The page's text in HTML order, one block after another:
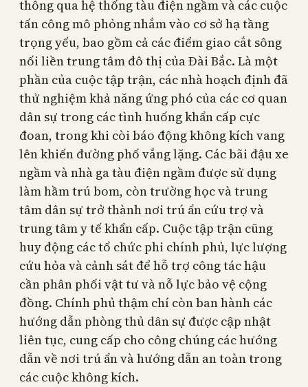
thông qua hệ thống tàu điện ngầm và các cuộc
tấn công mô phỏng nhắm vào cơ sở hạ tầng
trọng yếu, bao gồm cả các điểm giao cắt sông
nối liền trung tâm đô thị của Đài Bắc. Là một
phần của cuộc tập trận, các nhà hoạch định đã
thử nghiệm khả năng ứng phó của các cơ quan
dân sự trong các tình huống khẩn cấp cực
đoan, trong khi còi báo động không kích vang
lên khiến đường phố vắng lặng. Các bãi đậu xe
ngầm và nhà ga tàu điện ngầm được sử dụng
làm hầm trú bom, còn trường học và trung
tâm dân sự trở thành nơi trú ẩn cứu trợ và
trung tâm y tế khẩn cấp. Cuộc tập trận cũng
huy động các tổ chức phi chính phủ, lực lượng
cứu hỏa và cảnh sát để hỗ trợ công tác hậu
cần phân phối vật tư và nỗ lực bảo vệ cộng
đồng. Chính phủ thậm chí còn ban hành các
hướng dẫn phòng thủ dân sự được cập nhật
liên tục, cung cấp cho công chúng các hướng
dẫn về nơi trú ẩn và hướng dẫn an toàn trong
các cuộc không kích.